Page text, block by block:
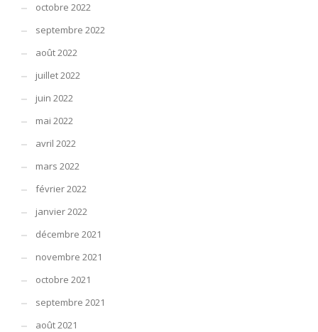
octobre 2022
septembre 2022
août 2022
juillet 2022
juin 2022
mai 2022
avril 2022
mars 2022
février 2022
janvier 2022
décembre 2021
novembre 2021
octobre 2021
septembre 2021
août 2021